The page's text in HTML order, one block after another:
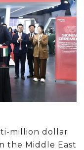
million dollar
the Middle East